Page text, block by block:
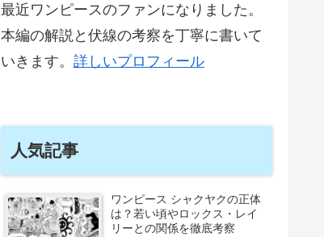
最近ワンピースのファンになりました。
本編の解説と伏線の考察を丁寧に書いて
いきます。 詳しいプロフィール
人気記事
ワンピース シャクヤクの正体
は？若い頃やロックス・レイ
リーとの関係を徹底考察